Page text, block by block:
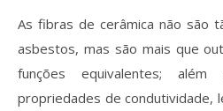
As fibras de cerâmica não são
asbestos, mas são mais que
funções equivalentes;
propriedades de condutividade,